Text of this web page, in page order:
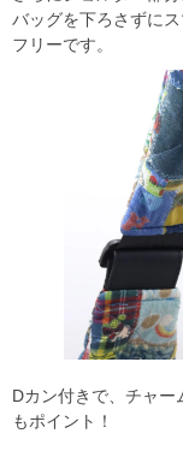
バッグを下ろさずに
フリーです。
Dカン付きで、チャ
もポイント！